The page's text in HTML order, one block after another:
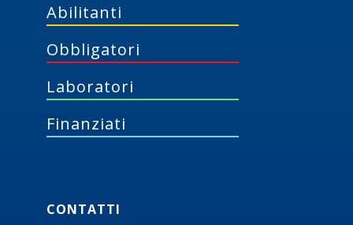
Abilitanti
Obbligatori
Laboratori
Finanziati
CONTATTI